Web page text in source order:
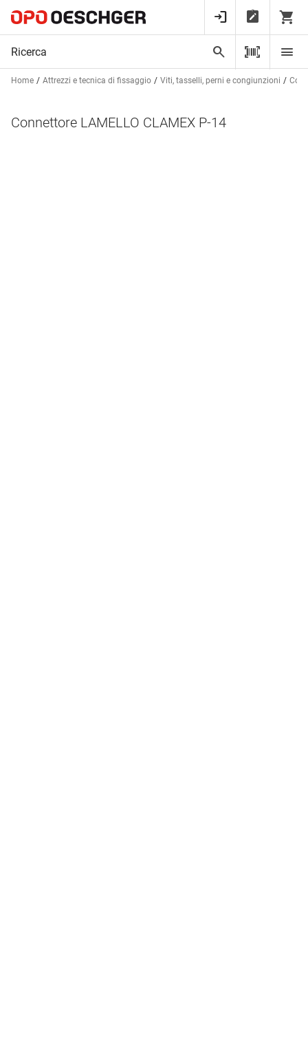
Home Attrezzi e tecnica di fissaggio Viti, tasselli, perni e congiunzioni
Connettore LAMELLO CLAMEX P-14